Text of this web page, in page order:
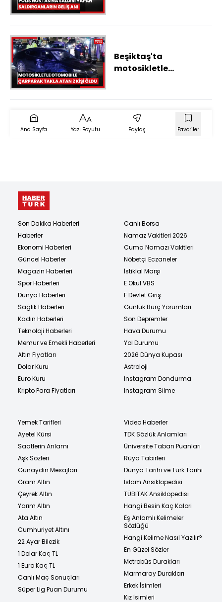
saldırganların olay
kamerada
Beşiktaş'ta
motosikletle
kaza anı kamerada
Ana Sayfa Yazı Boyutu Paylaş Favoriler
Son Dakika Haberleri
Haberler
Ekonomi Haberleri
Güncel Haberler
Magazin Haberleri
Spor Haberleri
Dünya Haberleri
Sağlık Haberleri
Kadın Haberleri
Teknoloji Haberleri
Memur ve Emekli Haberleri
Altın Fiyatları
Dolar Kuru
Euro Kuru
Kripto Para Fiyatları
Canlı Borsa
Namaz Vakitleri 2026
Cuma Namazı Vakitleri
Nöbetçi Eczaneler
İstiklal Marşı
E Okul VBS
E Devlet Giriş
Günlük Burç Yorumları
Son Depremler
Hava Durumu
Yol Durumu
2026 Dünya Kupası
Astroloji
Instagram Dondurma
Instagram Silme
Yemek Tarifleri
Ayetel Kürsi
Saatlerin Anlamı
Aşk Sözleri
Günaydın Mesajları
Gram Altın
Çeyrek Altın
Yarım Altın
Ata Altın
Cumhuriyet Altını
22 Ayar Bilezik
1 Dolar Kaç TL
1 Euro Kaç TL
Canlı Maç Sonuçları
Süper Lig Puan Durumu
Video Haberler
TDK Sözlük Anlamları
Üniversite Taban Puanları
Rüya Tabirleri
Dünya Tarihi ve Türk Tarihi
İslam Ansiklopedisi
TÜBİTAK Ansiklopedisi
Hangi Besin Kaç Kalori
Eş Anlamlı Kelimeler
Sözlüğü
Hangi Kelime Nasıl Yazılır?
En Güzel Sözler
Metrobüs Durakları
Marmaray Durakları
Erkek İsimleri
Kız İsimleri